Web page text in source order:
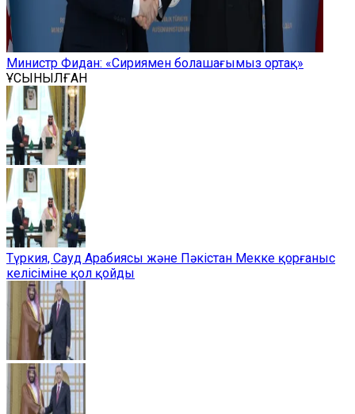
Министр Фидан: «Сириямен болашағымыз ортақ»
ҰСЫНЫЛҒАН
Түркия, Сауд Арабиясы және Пәкістан Мекке қорғаныс
келісіміне қол қойды